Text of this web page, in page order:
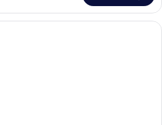
Un lit bien fait, avec du linge de lit